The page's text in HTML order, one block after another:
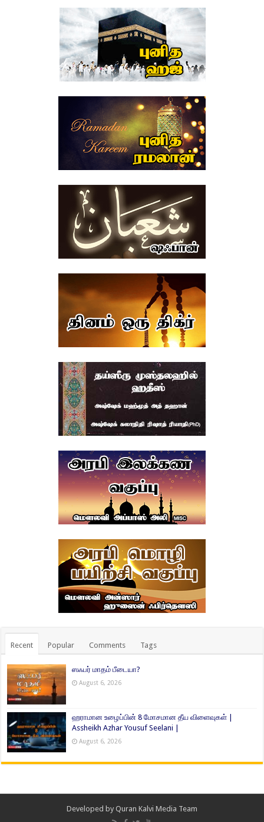
Recent Popular Comments Tags
ஸஃபர் மாதம் பீடையா?
August 6, 2026
ஹராமான உழைப்பின் 8 மோசமான தீய விளைவுகள் |
Assheikh Azhar Yousuf Seelani |
August 6, 2026
Developed by Quran Kalvi Media Team